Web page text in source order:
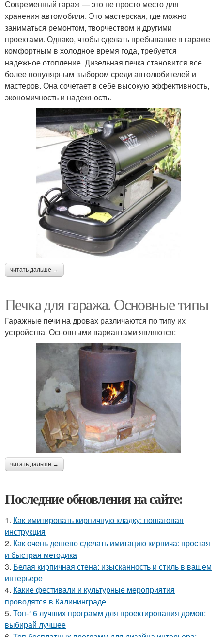
Современный гараж — это не просто место для
хранения автомобиля. Это мастерская, где можно
заниматься ремонтом, творчеством и другими
проектами. Однако, чтобы сделать пребывание в гараже
комфортным в холодное время года, требуется
надежное отопление. Дизельная печка становится все
более популярным выбором среди автолюбителей и
мастеров. Она сочетает в себе высокую эффективность,
экономичность и надежность.
читать дальше →
Печка для гаража. Основные типы
Гаражные печи на дровах различаются по типу их
устройства. Основными вариантами являются:
читать дальше →
Последние обновления на сайте:
1. Как имитировать кирпичную кладку: пошаговая
инструкция
2. Как очень дешево сделать имитацию кирпича: простая
и быстрая методика
3. Белая кирпичная стена: изысканность и стиль в вашем
интерьере
4. Какие фестивали и культурные мероприятия
проводятся в Калининграде
5. Топ-16 лучших программ для проектирования домов:
выбирай лучшее